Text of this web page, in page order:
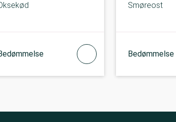
Smøreost
Bedømmelse